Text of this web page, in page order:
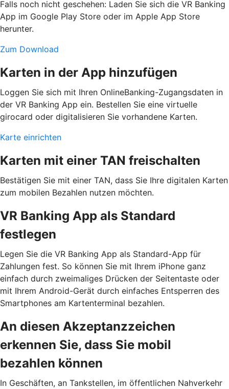
Falls noch nicht geschehen: Laden Sie sich die VR Banking
App im Google Play Store oder im Apple App Store
herunter.
Zum Download
Karten in der App hinzufügen
Loggen Sie sich mit Ihren OnlineBanking-Zugangsdaten in
der VR Banking App ein. Bestellen Sie eine virtuelle
girocard oder digitalisieren Sie vorhandene Karten.
Karte einrichten
Karten mit einer TAN freischalten
Bestätigen Sie mit einer TAN, dass Sie Ihre digitalen Karten
zum mobilen Bezahlen nutzen möchten.
VR Banking App als Standard
festlegen
Legen Sie die VR Banking App als Standard-App für
Zahlungen fest. So können Sie mit Ihrem iPhone ganz
einfach durch zweimaliges Drücken der Seitentaste oder
mit Ihrem Android-Gerät durch einfaches Entsperren des
Smartphones am Kartenterminal bezahlen.
An diesen Akzeptanzzeichen
erkennen Sie, dass Sie mobil
bezahlen können
In Geschäften, an Tankstellen, im öffentlichen Nahverkehr